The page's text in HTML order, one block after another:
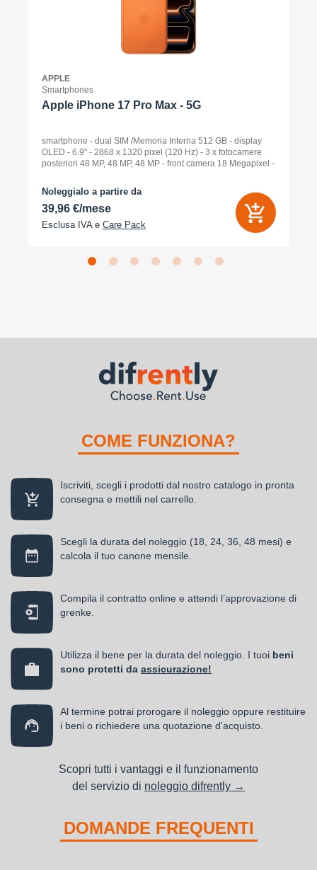
APPLE
Smartphones
Apple iPhone 17 Pro Max - 5G
smartphone - dual SIM /Memoria Interna 512 GB - display
OLED - 6.9" - 2868 x 1320 pixel (120 Hz) - 3 x fotocamere
posteriori 48 MP, 48 MP, 48 MP - front camera 18 Megapixel -
Noleggialo a partire da
39,96 €/mese
Esclusa IVA e Care Pack
COME FUNZIONA?
Iscriviti, scegli i prodotti dal nostro catalogo in pronta
consegna e mettili nel carrello.
Scegli la durata del noleggio (18, 24, 36, 48 mesi) e
calcola il tuo canone mensile.
Compila il contratto online e attendi l’approvazione di
grenke.
Utilizza il bene per la durata del noleggio. I tuoi beni
sono protetti da assicurazione!
Al termine potrai prorogare il noleggio oppure restituire
i beni o richiedere una quotazione d'acquisto.
Scopri tutti i vantaggi e il funzionamento
del servizio di noleggio difrently →
DOMANDE FREQUENTI